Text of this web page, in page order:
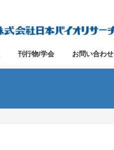
刊行物/学会 お問い合わせ